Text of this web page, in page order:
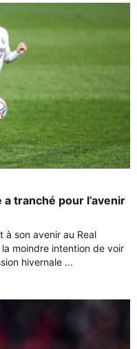
tranché pour l’avenir
à son avenir au Real
moindre intention de voir
hivernale ...